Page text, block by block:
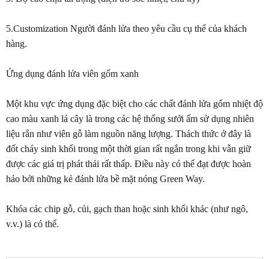
5.Customization Người đánh lửa theo yêu cầu cụ thể của khách
hàng.
Ứng dụng đánh lửa viên gốm xanh
Một khu vực ứng dụng đặc biệt cho các chất đánh lửa gốm nhiệt độ
cao màu xanh lá cây là trong các hệ thống sưởi ấm sử dụng nhiên
liệu rắn như viên gỗ làm nguồn năng lượng. Thách thức ở đây là
đốt cháy sinh khối trong một thời gian rất ngắn trong khi vẫn giữ
được các giá trị phát thải rất thấp. Điều này có thể đạt được hoàn
hảo bởi những kẻ đánh lửa bề mặt nóng Green Way.
Khóa các chip gỗ, củi, gạch than hoặc sinh khối khác (như ngô,
v.v.) là có thể.